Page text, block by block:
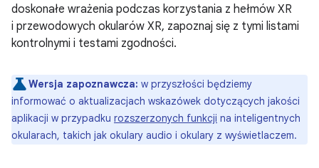
doskonałe wrażenia podczas korzystania z hełmów XR
i przewodowych okularów XR, zapoznaj się z tymi listami
kontrolnymi i testami zgodności.
Wersja zapoznawcza: w przyszłości będziemy
informować o aktualizacjach wskazówek dotyczących jakości
aplikacji w przypadku rozszerzonych funkcji na inteligentnych
okularach, takich jak okulary audio i okulary z wyświetlaczem.